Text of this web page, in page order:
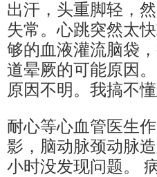
出汗，头重脚轻，
失常。心跳突然太
够的血液灌流脑袋
道晕厥的可能原因
原因不明。我搞不懂
耐心等心血管医生
影，脑动脉颈动脉
小时没发现问题。